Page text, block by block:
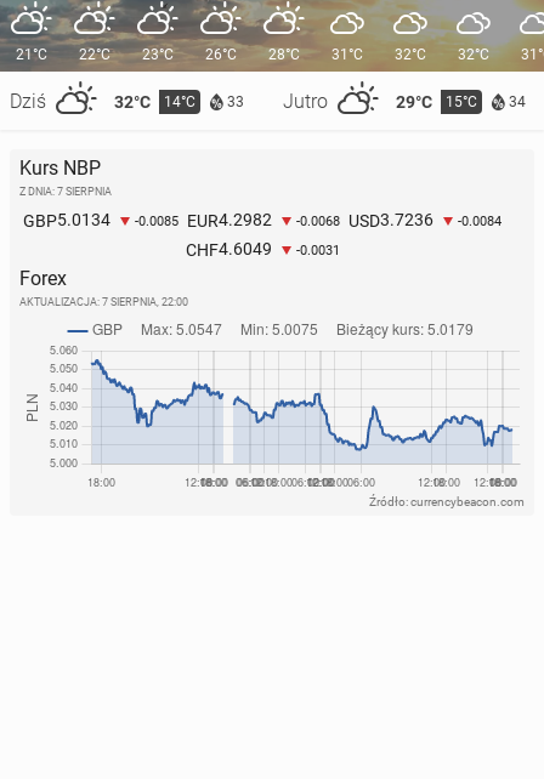
21°C
Dziś 32°C 14°C 33 Jutro 29°C 15°C 34
22°C 23°C 26°C 28°C 31°C 32°C 32°C
Kurs NBP
Z DNIA: 7 SIERPNIA
GBP5.0134 -0.0085 EUR4.2982 -0.0068 USD3.7236 -0.0084
CHF4.6049 -0.0031
Forex
AKTUALIZACJA: 7 SIERPNIA, 22:00
Źródło: currencybeacon.com